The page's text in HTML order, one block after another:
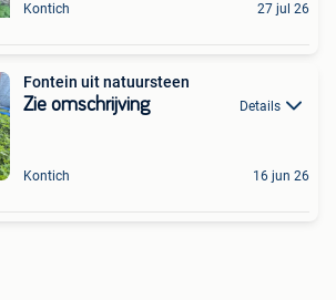
Kontich 27 jul 26
Fontein uit natuursteen
Zie omschrijving Details
Kontich 16 jun 26